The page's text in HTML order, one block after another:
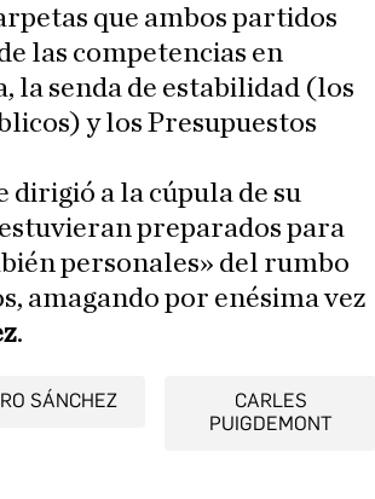
que ambos partidos
las competencias en
senda de estabilidad (los
y los Presupuestos
dirigió a la cúpula de su
preparados para
personales» del rumbo
amagando por enésima vez
.
SÁNCHEZ
CARLES
PUIGDEMONT